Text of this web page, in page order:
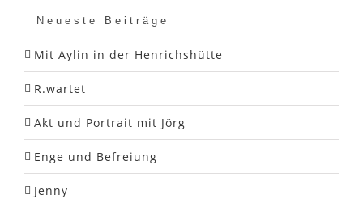
Neueste Beiträge
Mit Aylin in der Henrichshütte
R.wartet
Akt und Portrait mit Jörg
Enge und Befreiung
Jenny